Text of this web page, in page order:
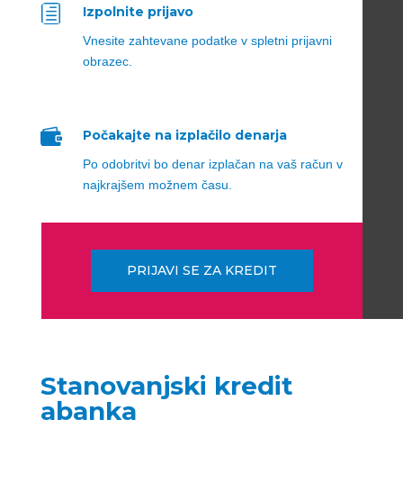
h Izpolnite prijavo
Vnesite zahtevane podatke v spletni prijavni
obrazec.
 Počakajte na izplačilo denarja
Po odobritvi bo denar izplačan na vaš račun v
najkrajšem možnem času.
PRIJAVI SE ZA KREDIT
Stanovanjski kredit
abanka